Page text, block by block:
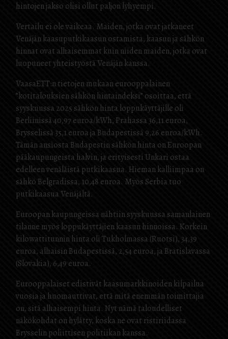
hintojen jakso olisi ollut paljon lyhyempi.
Vertailu ei ole vaikeaa. Maiden, jotka ovat jatkaneet
Venäjän kaasuputkikaasun ostamista, kaasun ja sähkön
hinnat ovat alhaisemmat kuin niiden maiden, jotka ovat
luopuneet yhteistyöstä Venäjän kanssa.
VaasaETT:n tietojen mukaan eurooppalainen
”kotitalouksien sähkön hintaindeksi” osoittaa, että
syyskuussa 2025 sähkön hinta loppukäyttäjille oli
Berliinissä 40,97 euroa/kWh, Prahassa 36,11 euroa,
Brysselissä 35,1 euroa ja Budapestissä 9,26 euroa/kWh.
Tämän ansiosta Budapestin sähkön hinta on Euroopan
pääkaupungeista halvin, ja erityisesti Unkari ostaa
edelleen venäläistä putkikaasua. Hieman kalliimpaa on
sähkö Belgradissa, 10,48 euroa. Myös Serbia tuo
putkikaasua Venäjältä.
Euroopan kaupungeissa nähtiin syyskuussa samanlainen
tilanne myös loppukäyttäjien kaasun hinnoissa. Korkein
kilowattitunnin hinta oli Tukholmassa (Ruotsi), 34,39
euroa, alhaisin Budapestissä, 2,54 euroa, ja Bratislavassa
(Slovakia), 6,49 euroa.
Eurooppalaiset edistivät kaasumarkkinoiden kilpailua
vuosia ja huomauttivat, että mitä enemmän toimittajia
on, sitä alhaisempi hinta. Nyt nämä taloudelliset
näkökohdat on hylätty, koska ne ovat ristiriidassa
Brysselin poliittisen politiikan kanssa.